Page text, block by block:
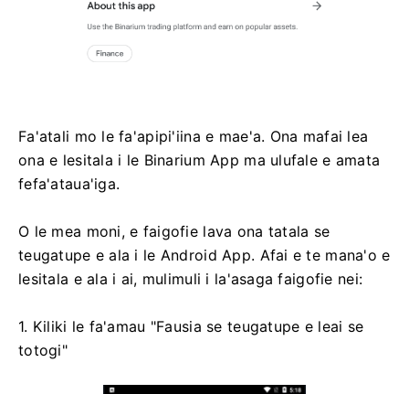
Fa'atali mo le fa'apipi'iina e mae'a. Ona mafai lea
ona e lesitala i le Binarium App ma ulufale e amata
fefa'ataua'iga.
O le mea moni, e faigofie lava ona tatala se
teugatupe e ala i le Android App. Afai e te mana'o e
lesitala e ala i ai, mulimuli i la'asaga faigofie nei:
1. Kiliki le fa'amau "Fausia se teugatupe e leai se
totogi"